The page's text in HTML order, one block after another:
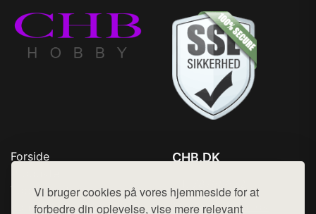
Vi bruger cookies på vores hjemmeside for at
forbedre din oplevelse, vise mere relevant
Forside
Top Rabatter
Kontakt
CHB.DK
Mail: hej@want.dk